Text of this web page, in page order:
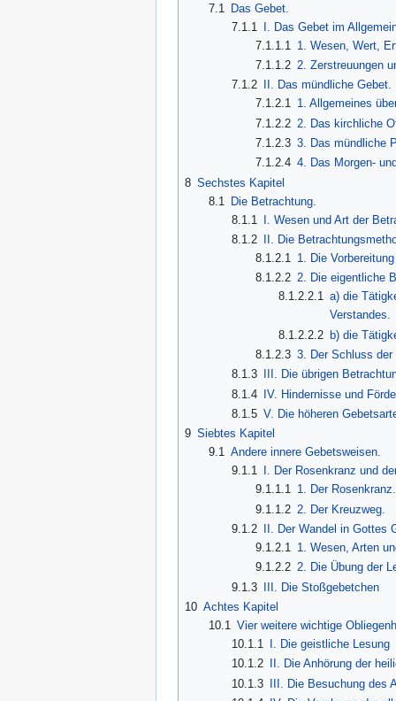
7.1
Das Gebet.
7.1.1
I. Das Gebet im
7.1.1.1
1. Wesen, Wert,
7.1.1.2 2. Zerstreuungen
7.1.2
II. Das mündliche Gebet.
7.1.2.1 1. Allgemeines
7.1.2.2 2. Das kirchliche
7.1.2.3 3. Das mündliche
7.1.2.4 4. Das Morgen-
8 Sechstes Kapitel
8.1
Die Betrachtung.
8.1.1
I. Wesen und Art der
8.1.2
II. Die
8.1.2.1
1. Die
8.1.2.2 2. Die eigentliche
8.1.2.2.1 a) die
Verstandes.
8.1.2.2.2 b) die
8.1.2.3 3. Der Schluss der
8.1.3
III. Die übrigen
8.1.4 IV. Hindernisse und
8.1.5 V. Die höheren
9 Siebtes Kapitel
9.1 Andere innere Gebetsweisen.
9.1.1
I. Der Rosenkranz und
9.1.1.1 1. Der Rosenkranz.
9.1.1.2 2. Der Kreuzweg.
9.1.2
II. Der Wandel in Gottes
9.1.2.1
1. Wesen, Arten
9.1.2.2 2. Die Übung der
9.1.3 III. Die Stoßgebetchen
10 Achtes Kapitel
10.1
Vier weitere wichtige
10.1.1
I. Die geistliche Lesung
10.1.2
II. Die Anhörung der
10.1.3 III. Die Besuchung des